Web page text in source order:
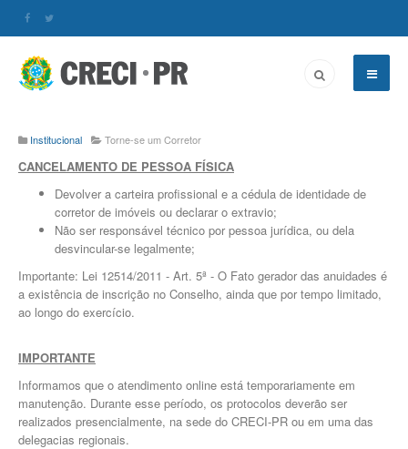
Institucional Torne-se um Corretor
CANCELAMENTO DE PESSOA FÍSICA
Devolver a carteira profissional e a cédula de identidade de
corretor de imóveis ou declarar o extravio;
Não ser responsável técnico por pessoa jurídica, ou dela
desvincular-se legalmente;
Importante: Lei 12514/2011 - Art. 5ª - O Fato gerador das anuidades é
a existência de inscrição no Conselho, ainda que por tempo limitado,
ao longo do exercício.
IMPORTANTE
Informamos que o atendimento online está temporariamente em
manutenção. Durante esse período, os protocolos deverão ser
realizados presencialmente, na sede do CRECI-PR ou em uma das
delegacias regionais.